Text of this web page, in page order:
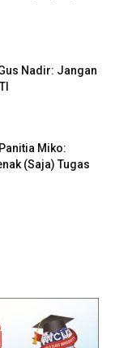
Nadir: Jangan
Miko:
(Saja) Tugas